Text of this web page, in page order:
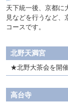
天下統一後、京都に
見などを行うなど、
コースです。
北野天満宮
北野大茶会を開
高台寺